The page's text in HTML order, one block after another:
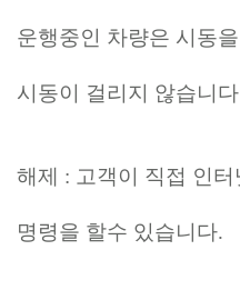
운행중인 차량은 시동
시동이 걸리지 않습니
해제 : 고객이 직접 인
명령을 할수 있습니다.